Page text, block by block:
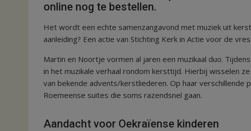
online nog te bestellen.
Het wordt een echte samenzangavond met muziek uit
aanleiding? Een actie van Stichting Kerk in Actie voor de
Martin en Noortje vormen al jaren een muzikaal duo.
in het muzikale verhaal rondom kersttijd. Hierbij wisselen
van bekende advents/kerstliederen. Op haar
Roemeense suites die soms razendsnel gaan.
Aandacht voor Oekraïense kinderen